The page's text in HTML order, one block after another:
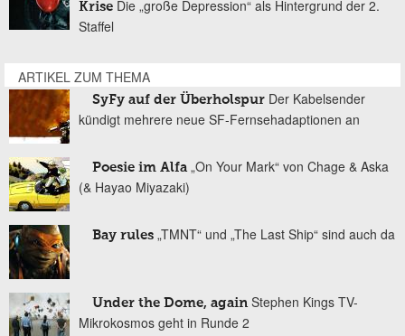
Krise Die „große Depression“ als Hintergrund der 2.
Staffel
ARTIKEL ZUM THEMA
SyFy auf der Überholspur Der Kabelsender
kündigt mehrere neue SF-Fernsehadaptionen an
Poesie im Alfa „On Your Mark“ von Chage & Aska
(& Hayao Miyazaki)
Bay rules „TMNT“ und „The Last Ship“ sind auch da
Under the Dome, again Stephen Kings TV-
Mikrokosmos geht in Runde 2